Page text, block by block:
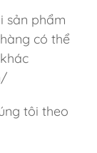
sản phẩm
có thể
tôi theo